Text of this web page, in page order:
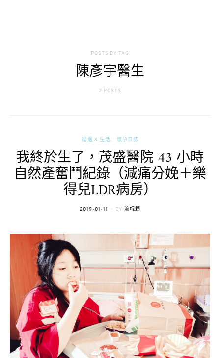
POSTS BY TAG
陳彥宇醫生
2 POSTS
婚姻 & 生活 懷孕日誌
我終於生了，茂盛醫院 43 小時
自然產奮鬥紀錄（減痛分娩＋樂
得兒LDR病房）
POSTED
2019-01-11 BY 流氓顆